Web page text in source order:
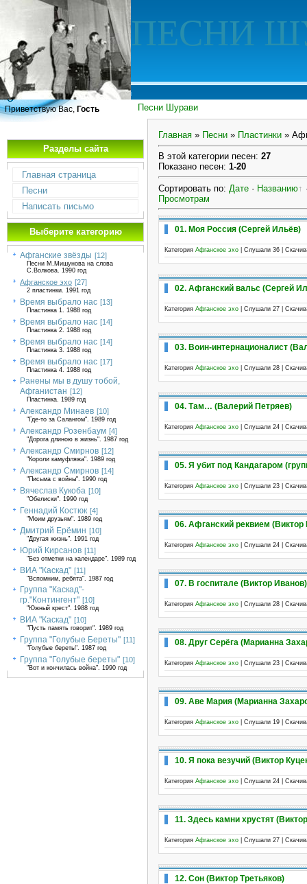
ПЕСНИ
Песни Шурави
Приветствую Вас, Гость
Разделы сайта
Главная страница
Песни
Написать письмо
Выберите категорию
Афганские звёзды [12]
Песни М.Мишунова на слова
С.Волкова. 1990 год
Афганское эхо [27]
2 пластинки. 1991 год
Время выбрало нас [13]
Пластинка 1. 1988 год
Время выбрало нас [14]
Пластинка 2. 1988 год
Время выбрало нас [14]
Пластинка 3. 1988 год
Время выбрало нас [17]
Пластинка 4. 1988 год
Ранены мы в душу тобой,
Афганистан [12]
Пластинка. 1989 год
Александр Минаев [10]
"Где-то за Салангом". 1989 год
Александр Розенбаум [4]
"Дорога длиною в жизнь". 1987 год
Александр Смирнов [12]
"Короли камуфляжа". 1989 год
Александр Смирнов [14]
"Письма с войны". 1990 год
Вячеслав Кукоба [10]
"Обелиски". 1990 год
Геннадий Костюк [4]
"Моим друзьям". 1989 год
Дмитрий Ерёмин [10]
"Другая жизнь". 1991 год
Юрий Кирсанов [11]
"Без отметки на календаре". 1989 год
ВИА "Каскад" [11]
"Вспомним, ребята". 1987 год
Группа "Каскад"-
гр."Контингент" [10]
"Южный крест". 1988 год
ВИА "Каскад" [10]
"Пусть память говорит". 1989 год
Группа "Голубые Береты" [11]
"Голубые береты". 1987 год
Группа "Голубые береты" [10]
"Вот и кончилась война". 1990 год
Главная » Песни » Пластинки »
В этой категории песен: 27
Показано песен: 1-20
Сортировать по: Дате · Названию
Просмотрам
01. Моя Россия (Сергей Ильёв)
Категория Афганское эхо | Слушали 36 |
02. Афганский вальс (Сергей
Категория Афганское эхо | Слушали 27 |
03. Воин-интернационалист
Категория Афганское эхо | Слушали 28 |
04. Там… (Валерий Петряев)
Категория Афганское эхо | Слушали 24 |
05. Я убит под Кандагаром
Категория Афганское эхо | Слушали 23 |
06. Афганский реквием (Виктор
Категория Афганское эхо | Слушали 24 |
07. В госпитале (Виктор Иванов)
Категория Афганское эхо | Слушали 28 |
08. Друг Серёга (Марианна
Категория Афганское эхо | Слушали 23 |
09. Аве Мария (Марианна
Категория Афганское эхо | Слушали 19 |
10. Я пока везучий (Виктор
Категория Афганское эхо | Слушали 24 |
11. Здесь камни хрустят
Категория Афганское эхо | Слушали 27 |
12. Сон (Виктор Третьяков)